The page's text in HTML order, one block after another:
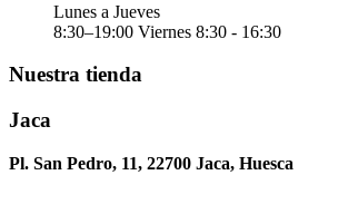
Lunes a Jueves
8:30–19:00 Viernes 8:30 - 16:30
Nuestra tienda
Jaca
Pl. San Pedro, 11, 22700 Jaca, Huesca